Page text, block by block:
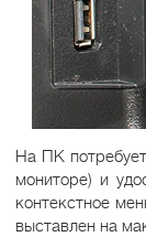
На ПК
мониторе) и
контекстное
выставлен на